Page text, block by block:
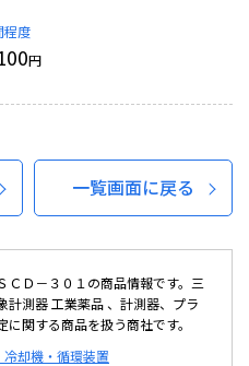
程度
円
一覧画面に戻る
Ｄ－３０１の商品情報です。三
計測器 工業薬品 、計測器、プラ
関する商品を扱う商社です。
冷却機・循環装置